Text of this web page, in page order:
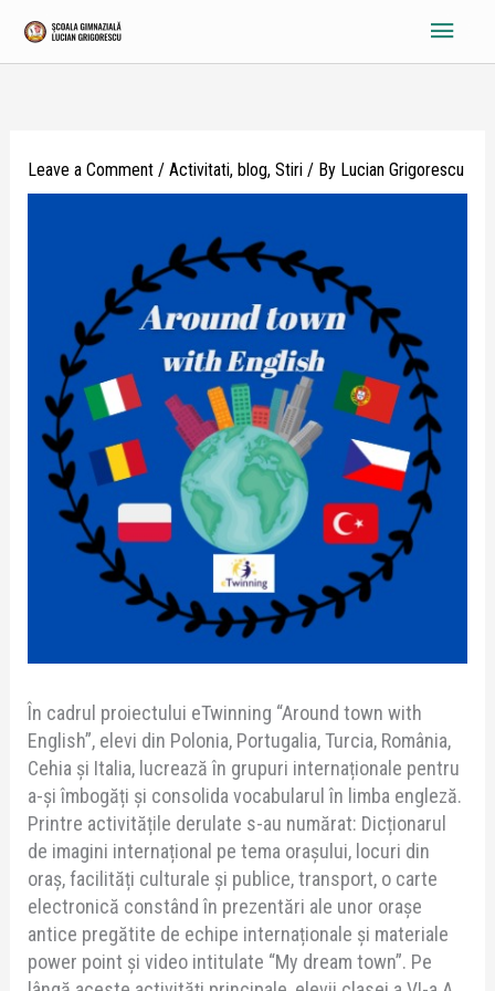
content
Main
Leave a Comment / Activitati, blog, Stiri/ By Lucian Grigorescu
În cadrul proiectului eTwinning “Around town with
English”, elevi din Polonia, Portugalia, Turcia, România,
Cehia și Italia, lucrează în grupuri internaționale pentru
a-și îmbogăți și consolida vocabularul în limba engleză.
Printre activitățile derulate s-au numărat: Dicționarul
de imagini internațional pe tema orașului, locuri din
oraș, facilități culturale și publice, transport, o carte
electronică constând în prezentări ale unor orașe
antice pregătite de echipe internaționale și materiale
power point și video intitulate “My dream town”. Pe